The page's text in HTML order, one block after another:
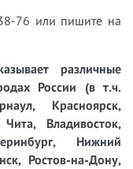
76 или пишите на
различные
России (в т.ч.
Красноярск,
Владивосток,
Нижний
Ростов-на-Дону,